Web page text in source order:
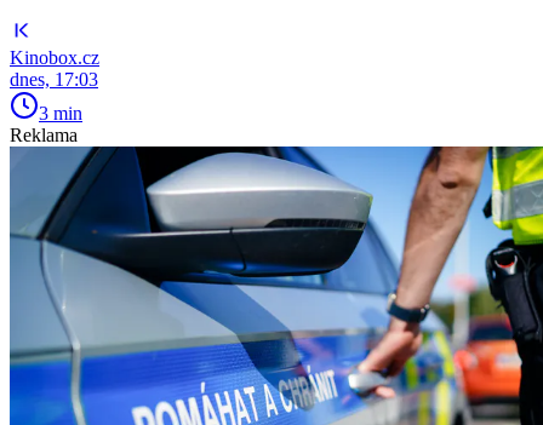
Kinobox.cz
dnes, 17:03
3 min
Reklama